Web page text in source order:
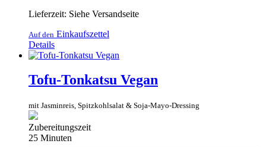
Lieferzeit: Siehe Versandseite
Auf den Einkaufszettel
Details
Tofu-Tonkatsu Vegan
mit Jasminreis, Spitzkohlsalat & Soja-Mayo-Dressing
Zubereitungszeit
25 Minuten